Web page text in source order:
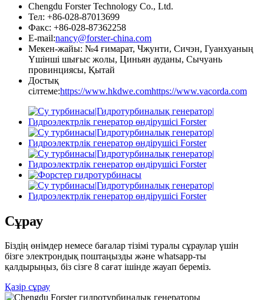
Chengdu Forster Technology Co., Ltd.
Тел: +86-028-87013699
Факс: +86-028-87362258
E-mail:nancy@forster-china.com
Мекен-жайы: №4 ғимарат, Чжунти, Сичэн, Гуанхуаның
Үшінші шығыс жолы, Циньян ауданы, Сычуань
провинциясы, Қытай
Достық
сілтеме:https://www.hkdwe.comhttps://www.vacorda.com
Сұрау
Біздің өнімдер немесе бағалар тізімі туралы сұраулар үшін
бізге электрондық поштаңызды және whatsapp-ты
қалдырыңыз, біз сізге 8 сағат ішінде жауап береміз.
Қазір сұрау